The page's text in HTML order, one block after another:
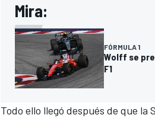
Mira:
FÓRMULA 1
Wolff se
F1
Todo ello llegó después de que